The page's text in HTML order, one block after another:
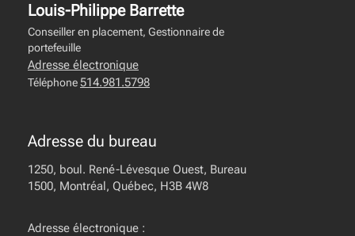
Louis-Philippe Barrette
Conseiller en placement, Gestionnaire de
portefeuille
Adresse électronique
Téléphone514.981.5798
Adresse du bureau
1250, boul. René-Lévesque Ouest, Bureau
1500, Montréal, Québec, H3B 4W8
Adresse électronique :